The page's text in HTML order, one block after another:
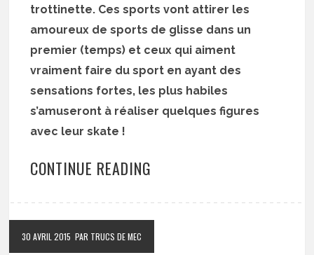
trottinette. Ces sports vont attirer les
amoureux de sports de glisse dans un
premier (temps) et ceux qui aiment
vraiment faire du sport en ayant des
sensations fortes, les plus habiles
s’amuseront à réaliser quelques figures
avec leur skate !
CONTINUE READING
30 AVRIL 2015 PAR TRUCS DE MEC